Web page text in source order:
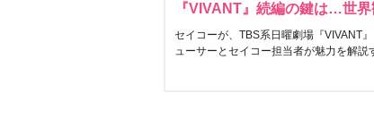
『VIVANT』続編の鍵は…世
セイコーが、TBS系日曜劇場『VIVANT
ューサーとセイコー担当者が魅力を解説